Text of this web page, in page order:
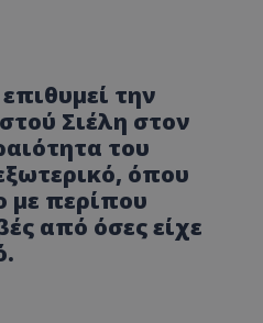
την
Σιέλη στον
του
όπου
με περίπου
από όσες είχε